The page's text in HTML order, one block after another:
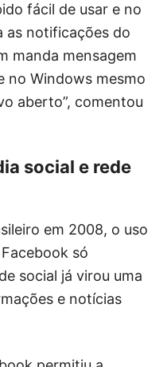
fácil de usar e no
as notificações do
manda mensagem
no Windows mesmo
aberto”, comentou
social e rede
em 2008, o uso
só
social já virou uma
e notícias